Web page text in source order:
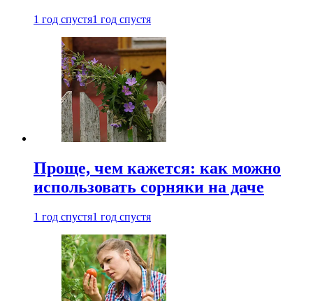
1 год спустя1 год спустя
Проще, чем кажется: как можно
использовать сорняки на даче
1 год спустя1 год спустя